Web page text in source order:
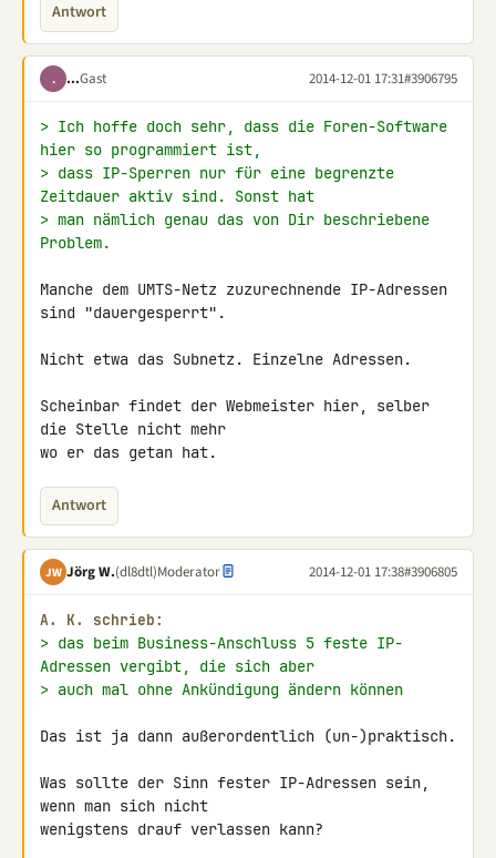
Antwort
. ...Gast 2014-12-01 17:31#3906795
> Ich hoffe doch sehr, dass die Foren-Software
hier so programmiert ist,
> dass IP-Sperren nur für eine begrenzte
Zeitdauer aktiv sind. Sonst hat
> man nämlich genau das von Dir beschriebene
Problem.
Manche dem UMTS-Netz zuzurechnende IP-Adressen
sind "dauergesperrt".
Nicht etwa das Subnetz. Einzelne Adressen.
Scheinbar findet der Webmeister hier, selber
die Stelle nicht mehr
wo er das getan hat.
Antwort
JW Jörg W.(dl8dtl)Moderator 2014-12-01 17:38#3906805
A. K. schrieb:
> das beim Business-Anschluss 5 feste IP-
Adressen vergibt, die sich aber
> auch mal ohne Ankündigung ändern können
Das ist ja dann außerordentlich (un-)praktisch.
Was sollte der Sinn fester IP-Adressen sein,
wenn man sich nicht
wenigstens drauf verlassen kann?